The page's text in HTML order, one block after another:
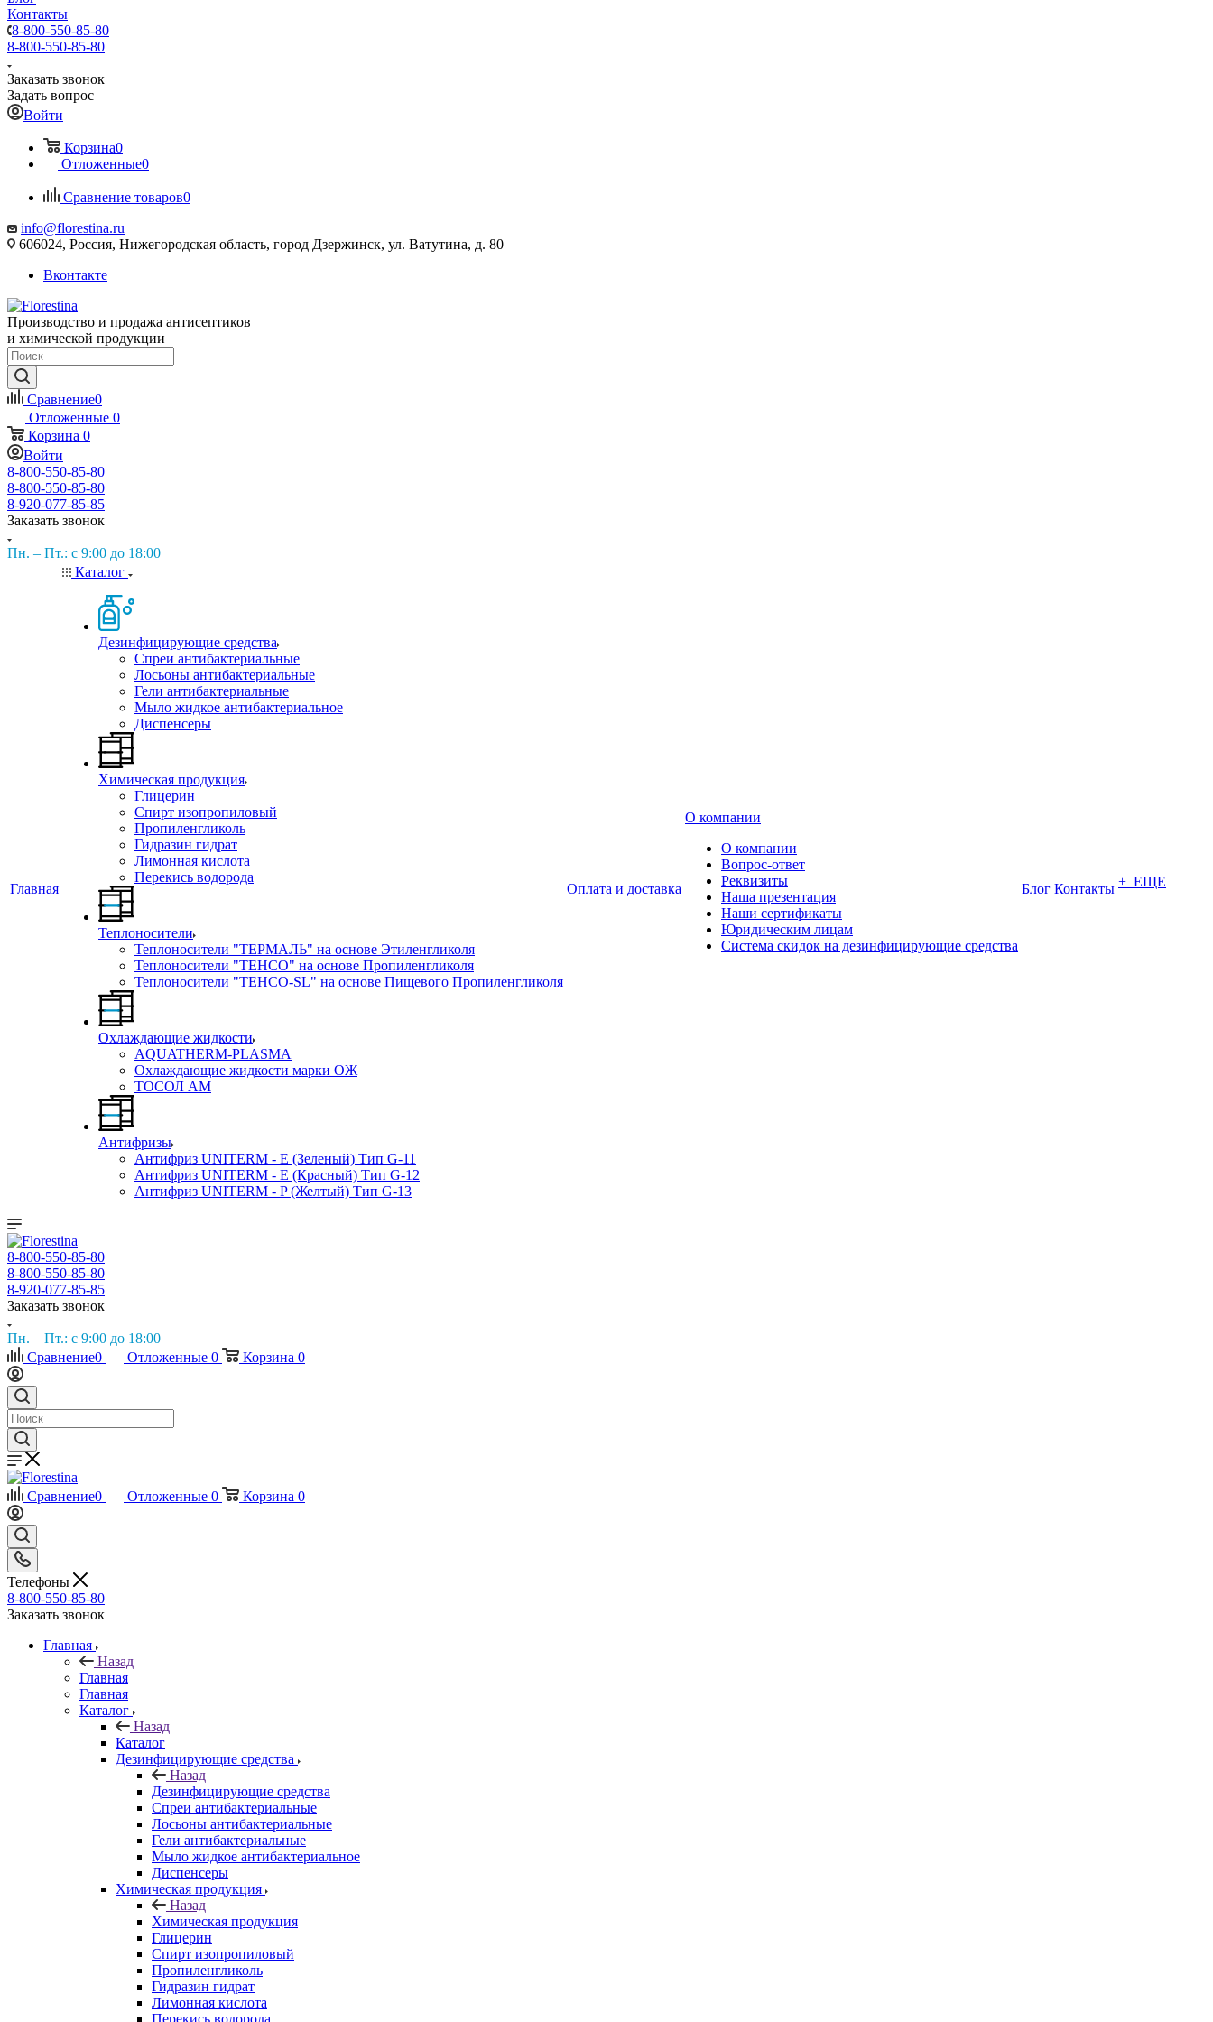
Контакты
8-800-550-85-80
8-800-550-85-80
Заказать звонок
Задать вопрос
Войти
Корзина0
Отложенные0
Сравнение товаров0
info@florestina.ru
606024, Россия, Нижегородская область, город Дзержинск, ул. Ватутина, д. 80
Вконтакте
Производство и продажа антисептиков
и химической продукции
Сравнение0
Отложенные 0
Корзина 0
Войти
8-800-550-85-80
8-800-550-85-80
8-920-077-85-85
Заказать звонок
Пн. – Пт.: с 9:00 до 18:00
Главная
Каталог
Дезинфицирующие средства
Спреи антибактериальные
Лосьоны антибактериальные
Гели антибактериальные
Мыло жидкое антибактериальное
Диспенсеры
Химическая продукция
Глицерин
Спирт изопропиловый
Пропиленгликоль
Гидразин гидрат
Лимонная кислота
Перекись водорода
Теплоносители
Теплоносители "ТЕРМАЛЬ" на основе Этиленгликоля
Теплоносители "ТЕНСО" на основе Пропиленгликоля
Теплоносители "ТЕНСО-SL" на основе Пищевого Пропиленгликоля
Охлаждающие жидкости
AQUATHERM-PLASMA
Охлаждающие жидкости марки ОЖ
ТОСОЛ АМ
Антифризы
Антифриз UNITERM - E (Зеленый) Тип G-11
Антифриз UNITERM - E (Красный) Тип G-12
Антифриз UNITERM - P (Желтый) Тип G-13
Оплата и доставка
О компании
О компании
Вопрос-ответ
Реквизиты
Наша презентация
Наши сертификаты
Юридическим лицам
Система скидок на дезинфицирующие средства
Блог Контакты + ЕЩЕ
8-800-550-85-80
8-800-550-85-80
8-920-077-85-85
Заказать звонок
Пн. – Пт.: с 9:00 до 18:00
Сравнение0 Отложенные 0 Корзина 0
Сравнение0 Отложенные 0 Корзина 0
Телефоны
8-800-550-85-80
Заказать звонок
Главная
Назад
Главная
Главная
Каталог
Назад
Каталог
Дезинфицирующие средства
Назад
Дезинфицирующие средства
Спреи антибактериальные
Лосьоны антибактериальные
Гели антибактериальные
Мыло жидкое антибактериальное
Диспенсеры
Химическая продукция
Назад
Химическая продукция
Глицерин
Спирт изопропиловый
Пропиленгликоль
Гидразин гидрат
Лимонная кислота
Перекись водорода